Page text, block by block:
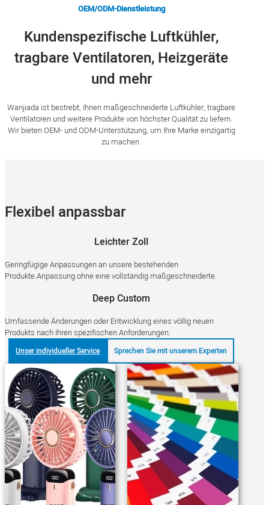
OEM/ODM-Dienstleistung
Kundenspezifische Luftkühler,
tragbare Ventilatoren, Heizgeräte
und mehr
Wanjiada ist bestrebt, Ihnen maßgeschneiderte Luftkühler, tragbare
Ventilatoren und weitere Produkte von höchster Qualität zu liefern.
Wir bieten OEM- und ODM-Unterstützung, um Ihre Marke einzigartig
zu machen.
Flexibel anpassbar
Leichter Zoll
Geringfügige Anpassungen an unsere bestehenden
Produkte.Anpassung ohne eine vollständig maßgeschneiderte.
Deep Custom
Umfassende Änderungen oder Entwicklung eines völlig neuen
Produkts nach Ihren spezifischen Anforderungen.
Unser individueller Service Sprechen Sie mit unserem Experten